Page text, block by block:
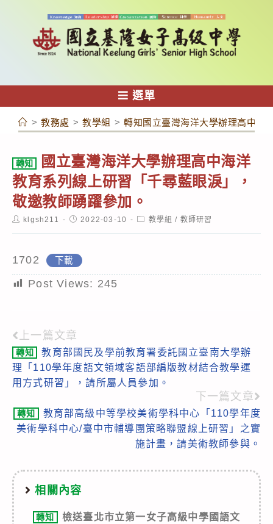
容
選單
> 教務處 > 教學組 > 轉知國立臺灣海洋大學辦理高中海
轉知
國立臺灣海洋大學辦理高中海洋
教育系列線上研習「千尋藍眼淚」，
敬邀教師踴躍參加。
Postklgsh211
Post2022-03-10
Post教學組 / 教師研習
1702 下載
Post Views: 245
Read
more
articles
上一篇文章
轉知
教育部國民及學前教育署委託國立臺南大學辦
理「110學年度語文領域客語部編版教材結合教學運
用方式研習」，請所屬人員參加。
下一篇文章
轉知
教育部高級中等學校美術學科中心「110學年度
美術學科中心/臺中市輔導團策略聯盟線上研習」之實
施計畫，請美術教師參與。
相關內容
轉知
檢送臺北市立第一女子高級中學國語文